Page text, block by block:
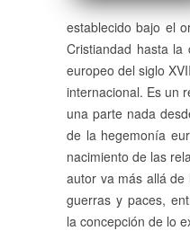
establecido bajo el
Cristiandad hasta la
europeo del siglo
internacional. Es un
una parte nada
de la hegemonía
nacimiento de las
autor va más allá de
guerras y paces,
la concepción de lo